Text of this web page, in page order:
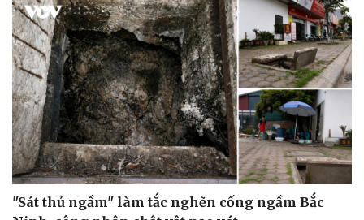
6 bước xây dựng media plan: từ nghiên cứu đối
thủ đến đo lường
Dưới đây là chi tiết các bước quan trọng để lập một Media Plan.
| SmartAds
KINH TẾ